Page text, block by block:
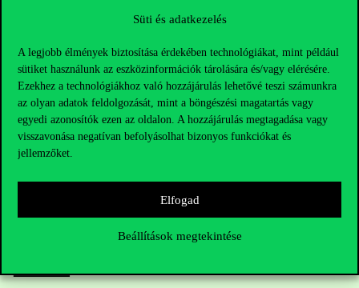
Süti és adatkezelés
A legjobb élmények biztosítása érdekében technológiákat, mint például
sütiket használunk az eszközinformációk tárolására és/vagy elérésére.
Ezekhez a technológiákhoz való hozzájárulás lehetővé teszi számunkra
az olyan adatok feldolgozását, mint a böngészési magatartás vagy
egyedi azonosítók ezen az oldalon. A hozzájárulás megtagadása vagy
visszavonása negatívan befolyásolhat bizonyos funkciókat és
jellemzőket.
Elfogad
Beállítások megtekintése
(Badics Milán Csaba) kapta a